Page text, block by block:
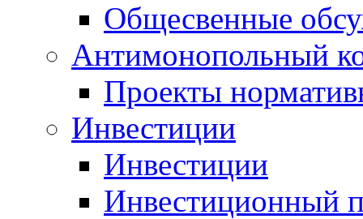
Общесвенные
Антимонопольный
Проекты
Инвестиции
Инвестиции
Инвестиционный